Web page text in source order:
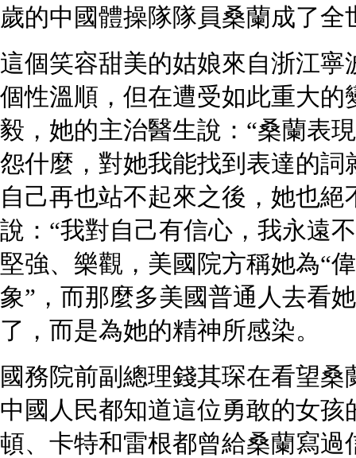
歲的中國體操隊隊員桑蘭成了
這個笑容甜美的姑娘來自浙江寧
個性溫順，但在遭受如此重大
毅，她的主治醫生說：“桑蘭表
怨什麼，對她我能找到表達的詞
自己再也站不起來之後，她也絕
說：“我對自己有信心，我永遠
堅強、樂觀，美國院方稱她為“
象”，而那麼多美國普通人去看
了，而是為她的精神所感染。
國務院前副總理錢其琛在看望桑
中國人民都知道這位勇敢的女孩
頓、卡特和雷根都曾給桑蘭寫